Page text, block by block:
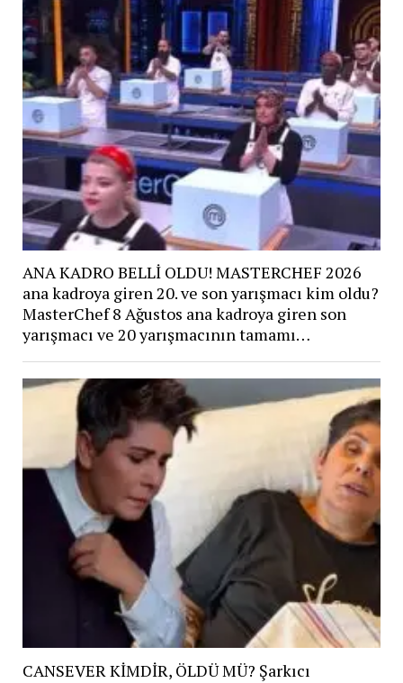
ANA KADRO BELLİ OLDU! MASTERCHEF 2026
ana kadroya giren 20. ve son yarışmacı kim oldu?
MasterChef 8 Ağustos ana kadroya giren son
yarışmacı ve 20 yarışmacının tamamı…
CANSEVER KİMDİR, ÖLDÜ MÜ? Şarkıcı